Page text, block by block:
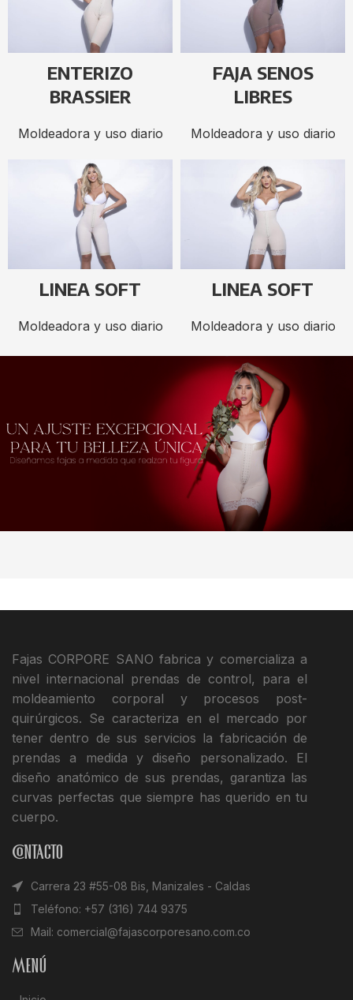
ENTERIZO
BRASSIER
Moldeadora y uso diario
FAJA SENOS
LIBRES
Moldeadora y uso diario
LINEA SOFT
Moldeadora y uso diario
LINEA SOFT
Moldeadora y uso diario
Fajas CORPORE SANO fabrica y comercializa a
nivel internacional prendas de control, para el
moldeamiento corporal y procesos post-
quirúrgicos. Se caracteriza en el mercado por
tener dentro de sus servicios la fabricación de
prendas a medida y diseño personalizado. El
diseño anatómico de sus prendas, garantiza las
curvas perfectas que siempre has querido en tu
cuerpo.
Contacto
Carrera 23 #55-08 Bis, Manizales - Caldas
Teléfono: +57 (316) 744 9375
Mail: comercial@fajascorporesano.com.co
Menú